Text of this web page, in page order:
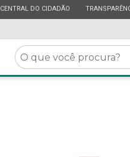
ESTADO
CENTRAL DO CIDADÃO ESTADO
O
que
você